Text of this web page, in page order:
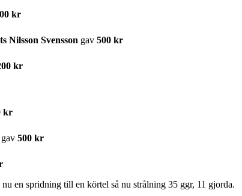
kr
Nilsson Svensson gav 500 kr
kr
kr
gav 500 kr
nu en spridning till en körtel så nu strålning 35 ggr, 11 gjorda.